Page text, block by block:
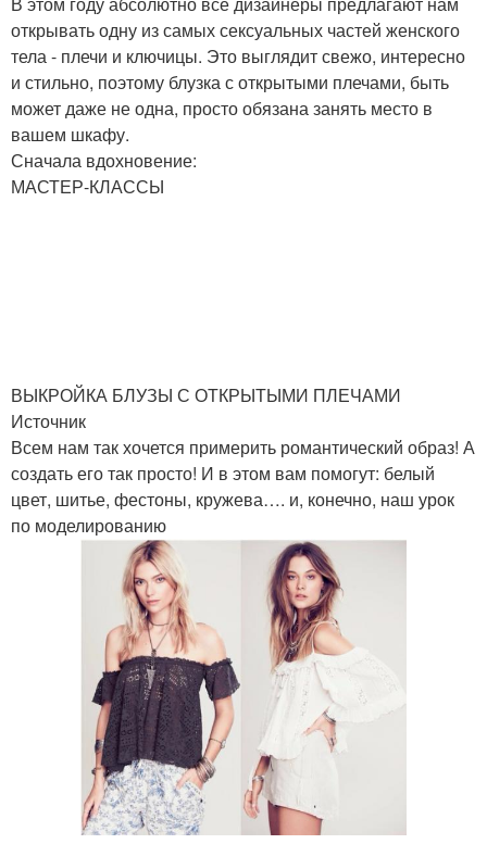
открывать одну из самых сексуальных частей женского
тела - плечи и ключицы. Это выглядит свежо, интересно
и стильно, поэтому блузка с открытыми плечами, быть
может даже не одна, просто обязана занять место в
вашем шкафу.
Сначала вдохновение:
МАСТЕР-КЛАССЫ
ВЫКРОЙКА БЛУЗЫ С ОТКРЫТЫМИ ПЛЕЧАМИ
Источник
Всем нам так хочется примерить романтический образ! А
создать его так просто! И в этом вам помогут: белый
цвет, шитье, фестоны, кружева…. и, конечно, наш урок
по моделированию